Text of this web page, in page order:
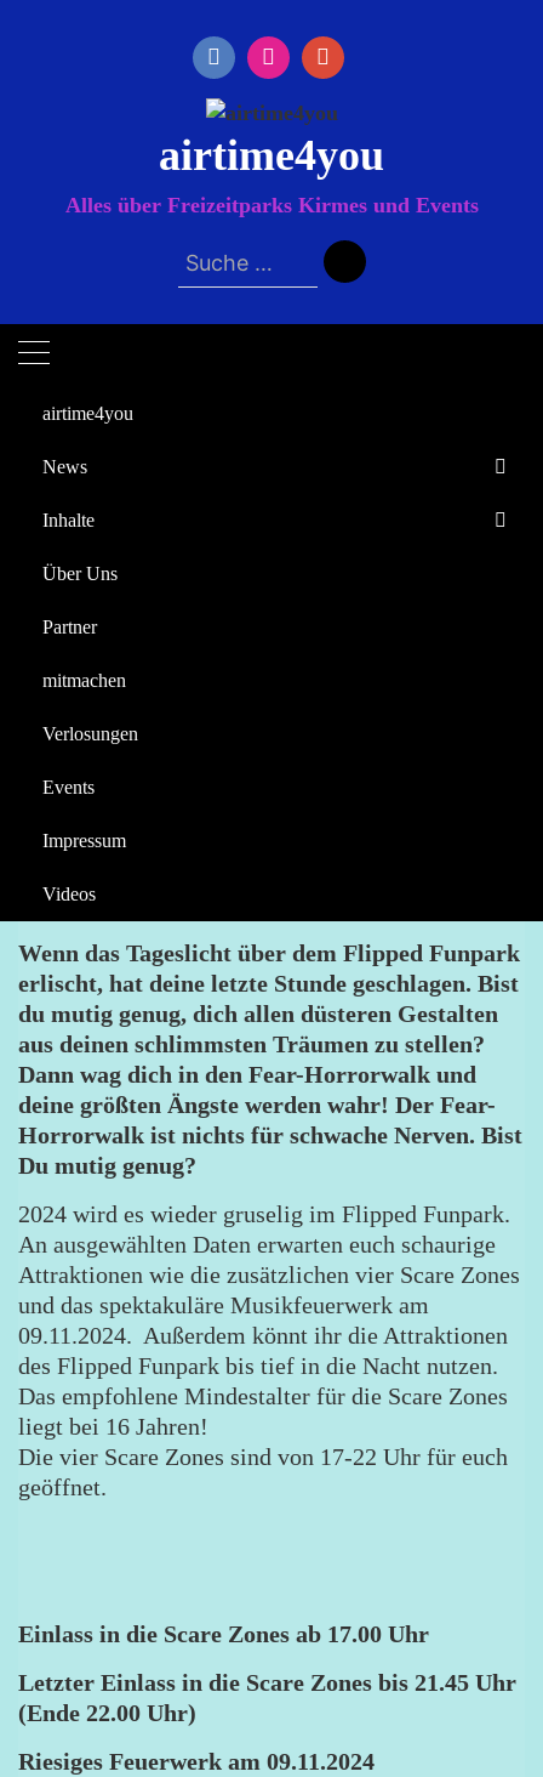
airtime4you
Alles über Freizeitparks Kirmes und Events
Suche
nach:
airtime4you
News
Europa-Park
Inhalte
Reportagen
Über Uns
Partner
mitmachen
Verlosungen
Events
Impressum
Videos
Startseite
Flipped Funpark 2024
FLIPPED FUNPARK
Bodensee auch 2024 wieder im Flipped Funpark.
Wenn das Tageslicht über dem Flipped Funpark
erlischt, hat deine letzte Stunde geschlagen. Bist
du mutig genug, dich allen düsteren Gestalten
aus deinen schlimmsten Träumen zu stellen?
Dann wag dich in den Fear-Horrorwalk und
deine größten Ängste werden wahr! Der Fear-
Horrorwalk ist nichts für schwache Nerven. Bist
Du mutig genug?
2024 wird es wieder gruselig im Flipped Funpark.
An ausgewählten Daten erwarten euch schaurige
Attraktionen wie die zusätzlichen vier Scare Zones
und das spektakuläre Musikfeuerwerk am
09.11.2024. Außerdem könnt ihr die Attraktionen
des Flipped Funpark bis tief in die Nacht nutzen.
Das empfohlene Mindestalter für die Scare Zones
liegt bei 16 Jahren!
Die vier Scare Zones sind von 17-22 Uhr für euch
geöffnet.
Einlass in die Scare Zones ab 17.00 Uhr
​Letzter Einlass in die Scare Zones bis 21.45 Uhr
(Ende 22.00 Uhr)
Riesiges Feuerwerk am 09.11.2024